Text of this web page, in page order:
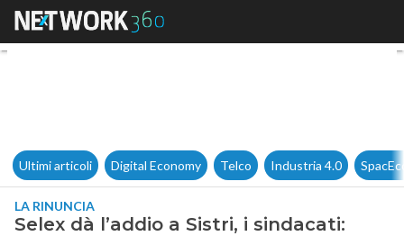
Selex dà l’addio a Sistri, i
Ultimi articoli Digital Economy Telco Industria 4.0
LA RINUNCIA
Selex dà l’addio a Sistri, i sindacati: